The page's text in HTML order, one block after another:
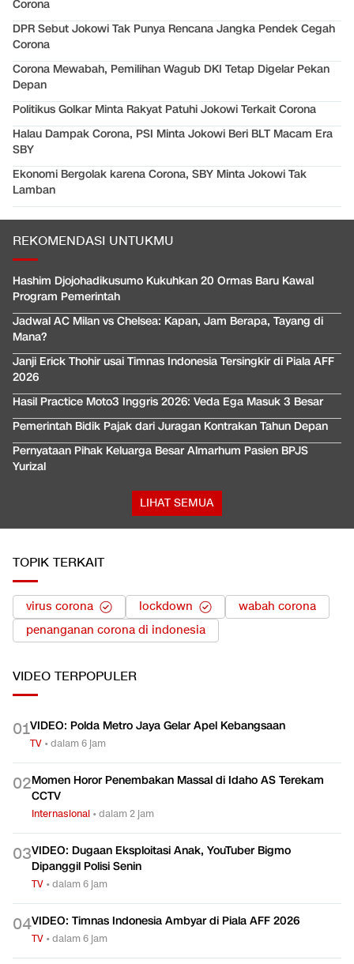
Corona
DPR Sebut Jokowi Tak Punya Rencana Jangka Pendek Cegah
Corona
Corona Mewabah, Pemilihan Wagub DKI Tetap Digelar Pekan
Depan
Politikus Golkar Minta Rakyat Patuhi Jokowi Terkait Corona
Halau Dampak Corona, PSI Minta Jokowi Beri BLT Macam Era
SBY
Ekonomi Bergolak karena Corona, SBY Minta Jokowi Tak
Lamban
REKOMENDASI UNTUKMU
Hashim Djojohadikusumo Kukuhkan 20 Ormas Baru Kawal
Program Pemerintah
Jadwal AC Milan vs Chelsea: Kapan, Jam Berapa, Tayang di
Mana?
Janji Erick Thohir usai Timnas Indonesia Tersingkir di Piala AFF
2026
Hasil Practice Moto3 Inggris 2026: Veda Ega Masuk 3 Besar
Pemerintah Bidik Pajak dari Juragan Kontrakan Tahun Depan
Pernyataan Pihak Keluarga Besar Almarhum Pasien BPJS
Yurizal
LIHAT SEMUA
TOPIK TERKAIT
virus corona lockdown
wabah corona
penanganan corona di indonesia
VIDEO TERPOPULER
01VIDEO: Polda Metro Jaya Gelar Apel Kebangsaan
TV •dalam 6 jam
02Momen Horor Penembakan Massal di Idaho AS Terekam
CCTV
Internasional •dalam 2 jam
03VIDEO: Dugaan Eksploitasi Anak, YouTuber Bigmo
Dipanggil Polisi Senin
TV •dalam 6 jam
04VIDEO: Timnas Indonesia Ambyar di Piala AFF 2026
TV •dalam 6 jam